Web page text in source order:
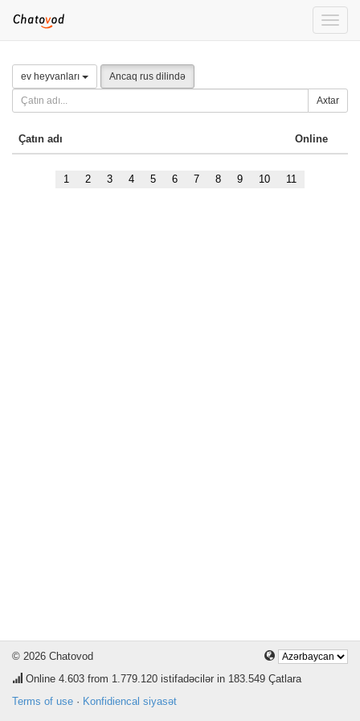
Toggle
ev heyvanları Ancaq rus dilində
Axtar
Çatın adı Online
1 2 3 4 5 6 7 8 9 10 11
© 2026 Chatovod
Online 4.603 from 1.779.120 istifadəcilər in 183.549 Çatlara
Terms of use · Konfidiencal siyasət